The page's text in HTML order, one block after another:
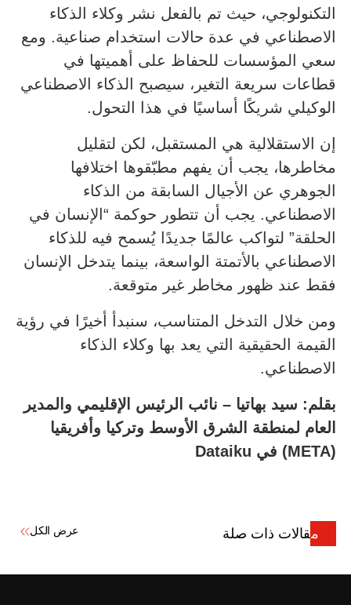
التكنولوجي، حيث تم بالفعل نشر وكلاء الذكاء
الاصطناعي في عدة حالات استخدام صناعية. ومع
سعي المؤسسات للحفاظ على أهميتها في
قطاعات سريعة التغير، سيصبح الذكاء الاصطناعي
الوكيلي شريكًا أساسيًا في هذا التحول.
إن الاستقلالية هي المستقبل، لكن لتقليل
مخاطرها، يجب أن يفهم مطبّقوها اختلافها
الجوهري عن الأجيال السابقة من الذكاء
الاصطناعي. يجب أن تتطور حوكمة “الإنسان في
الحلقة” لتواكب عالمًا جديدًا يُسمح فيه للذكاء
الاصطناعي بالأتمتة الواسعة، بينما يتدخل الإنسان
فقط عند ظهور مخاطر غير متوقعة.
ومن خلال التدخل المتناسب، سنبدأ أخيرًا في رؤية
القيمة الحقيقية التي يعد بها وكلاء الذكاء
الاصطناعي.
بقلم: سيد بهاتيا – نائب الرئيس الإقليمي والمدير
العام لمنطقة الشرق الأوسط وتركيا وأفريقيا
(META)
في
مقالات ذات صلة عرض الكل